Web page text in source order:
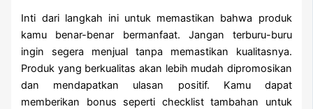
Inti dari langkah ini untuk memastikan bahwa produk
kamu benar-benar bermanfaat. Jangan terburu-buru
ingin segera menjual tanpa memastikan kualitasnya.
Produk yang berkualitas akan lebih mudah dipromosikan
dan mendapatkan ulasan positif. Kamu dapat
memberikan bonus seperti checklist tambahan untuk